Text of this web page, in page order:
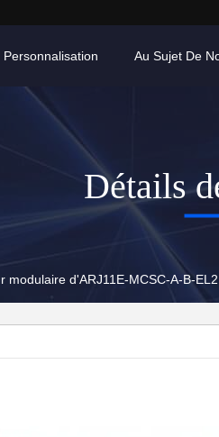
Au Sujet De
Personnalisation
Détails
modulaire d'ARJ11E-MCSC-A-B-